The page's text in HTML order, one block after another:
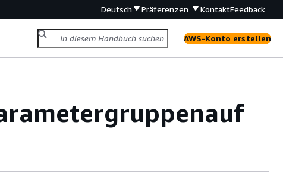
Deutsch Präferenzen KontaktFeedback
AWS-Konto erstellen
auf